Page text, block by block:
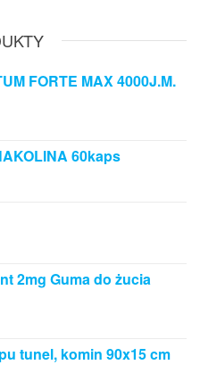
FORTE MAX 4000J.M.
60kaps
2mg Guma do żucia
tunel, komin 90x15 cm